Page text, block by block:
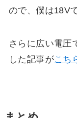
ので、僕は18V
さらに広い電圧
した記事がこち